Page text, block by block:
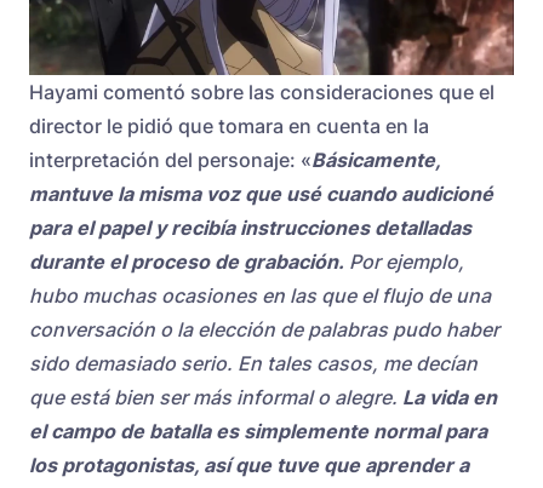
Hayami comentó sobre las consideraciones que el
director le pidió que tomara en cuenta en la
interpretación del personaje: «Básicamente,
mantuve la misma voz que usé cuando audicioné
para el papel y recibía instrucciones detalladas
durante el proceso de grabación. Por ejemplo,
hubo muchas ocasiones en las que el flujo de una
conversación o la elección de palabras pudo haber
sido demasiado serio. En tales casos, me decían
que está bien ser más informal o alegre. La vida en
el campo de batalla es simplemente normal para
los protagonistas, así que tuve que aprender a